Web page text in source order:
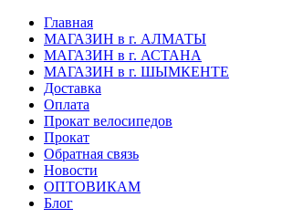
Главная
МАГАЗИН в г. АЛМАТЫ
МАГАЗИН в г. АСТАНА
МАГАЗИН в г. ШЫМКЕНТЕ
Доставка
Оплата
Прокат велосипедов
Прокат
Обратная связь
Новости
ОПТОВИКАМ
Блог